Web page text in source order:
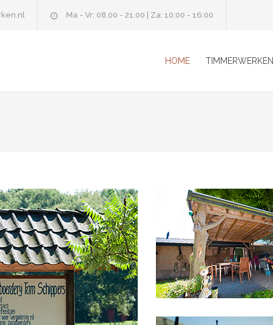
Ma - Vr: 08.00 - 21.00 | Za: 10:00 - 16:00
HOME TIMMERWERKEN